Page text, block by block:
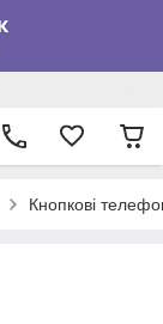
Кнопкові